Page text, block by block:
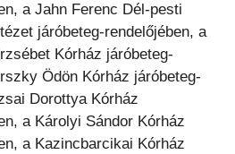
a Jahn Ferenc Dél-pesti
járóbeteg-rendelőjében, a
Kórház járóbeteg-
Ödön Kórház járóbeteg-
Dorottya Kórház
a Károlyi Sándor Kórház
a Kazincbarcikai Kórház